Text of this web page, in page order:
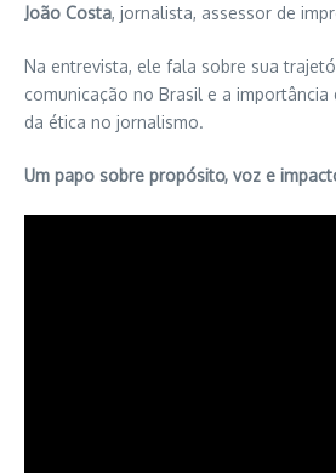
João Costa, jornalista, assessor de
Na entrevista, ele fala sobre sua
comunicação no Brasil e a importância
da ética no jornalismo.
Um papo sobre propósito, voz e